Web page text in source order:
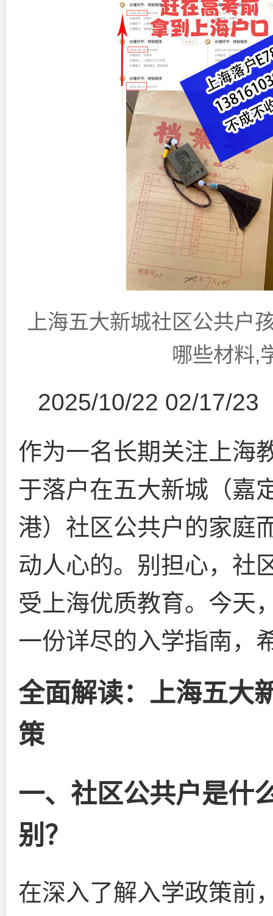
上海五大新城社区公共户
哪些材料,
2025/10/22 02/17/23
作为一名长期关注上海
于落户在五大新城（嘉
港）社区公共户的家庭
动人心的。别担心，社
受上海优质教育。今天
一份详尽的入学指南，
全面解读：上海五大
策
一、社区公共户是什
别？
在深入了解入学政策前